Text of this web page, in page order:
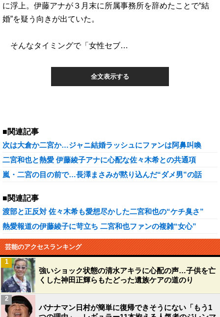
に浮上。伊藤アナが３月末に所属事務所を辞めたことで“結
婚”を疑う向きが出ていた。
そんなタイミングで「女性セブ…
全文表示する
■関連記事
次は大倉か二宮か…ジャニ結婚ラッシュにファンは阿鼻叫喚
二宮和也と熱愛 伊藤綾子アナに心配な佐々木希との共通項
嵐・二宮の目の前で…長澤まさみが黙り込んだ“ダメ男”の話
■関連記事
渡部と正反対 佐々木希も愛想尽かした二宮和也の“ケチ臭さ”
熱愛報道の伊藤綾子に苛立ち 二宮和也ファンの複雑“女心”
芸能のアクセスランキング
強いショック状態の清水アキラに心配の声…子供を亡
くした神田正輝らもたどった遺族ケアの道のり
1
バナナマン日村が簡単に復帰できそうにない「もう1
2